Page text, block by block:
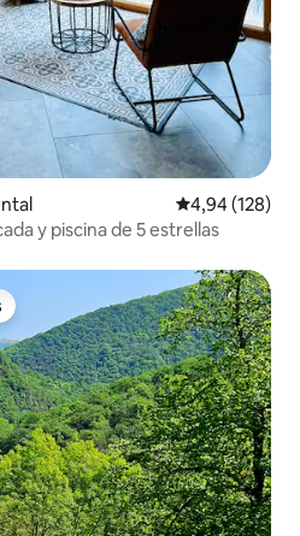
Calificación
4,94 (128)
y piscina de 5 estrellas